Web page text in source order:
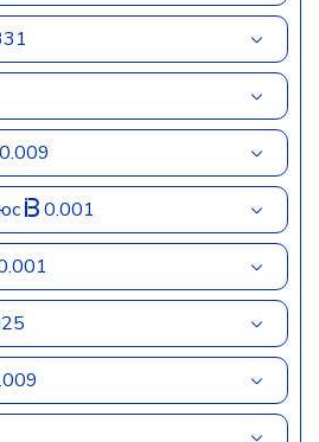
0.009
0.001